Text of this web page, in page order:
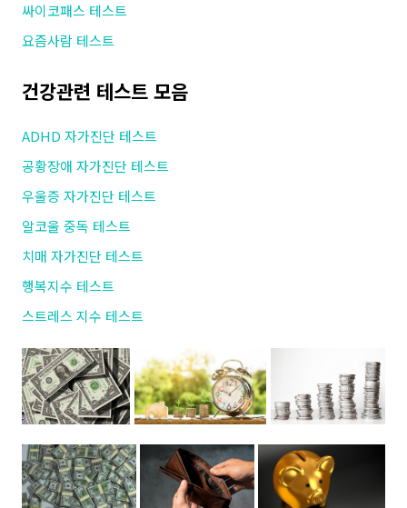
싸이코패스 테스트
요즘사람 테스트
건강관련 테스트 모음
ADHD 자가진단 테스트
공황장애 자가진단 테스트
우울증 자가진단 테스트
알코울 중독 테스트
치매 자가진단 테스트
행복지수 테스트
스트레스 지수 테스트